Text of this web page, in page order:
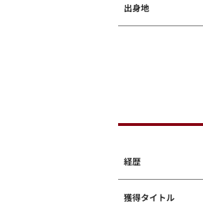
出身地
経歴
獲得タイトル